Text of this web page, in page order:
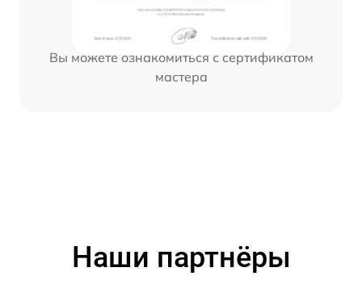
Вы можете ознакомиться с сертификатом
мастера
Наши партнёры